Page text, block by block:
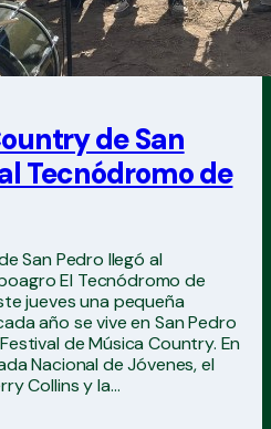
de San
Tecnódromo de
San Pedro llegó al
El Tecnódromo de
jueves una pequeña
año se vive en San Pedro
de Música Country. En
Nacional de Jóvenes, el
Collins y la…